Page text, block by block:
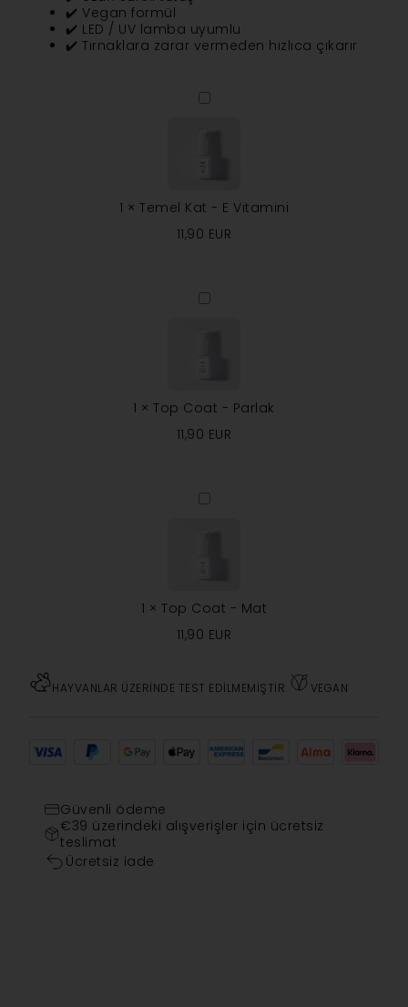
✔️ Vegan formül
✔️ LED / UV lamba uyumlu
✔️ Tırnaklara zarar vermeden hızlıca çıkarır
HAYVANLAR ÜZERINDE TEST EDILMEMIŞTIR. VEGAN
Temel
1 × Temel Kat - E Vitamini
11,90 EUR
Top
1 ×Top Coat - Parlak
11,90 EUR
Top
1 × Top Coat - Mat
11,90 EUR
Güvenli ödeme
€39 üzerindeki alışverişler için ücretsiz
teslimat
Ücretsiz iade